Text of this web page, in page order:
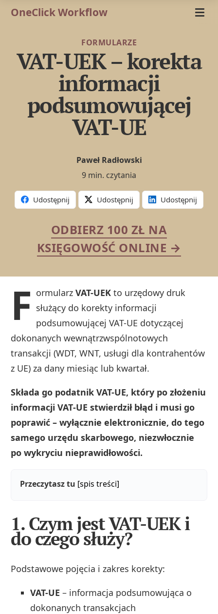
OneClick Workflow
FORMULARZE
VAT-UEK – korekta
informacji
podsumowującej
VAT-UE
Paweł Radłowski
9 min. czytania
Udostępnij Udostępnij Udostępnij
ODBIERZ 100 ZŁ NA
KSIĘGOWOŚĆ ONLINE →
F ormularzVAT-UEK to urzędowy druk
służący do korekty informacji
podsumowującej VAT-UE dotyczącej
dokonanych wewnątrzwspólnotowych
transakcji (WDT, WNT, usługi dla kontrahentów
z UE) za dany miesiąc lub kwartał.
Składa go podatnik VAT-UE, który po złożeniu
informacji VAT‑UE stwierdził błąd i musi go
poprawić – wyłącznie elektronicznie, do tego
samego urzędu skarbowego, niezwłocznie
po wykryciu nieprawidłowości.
Przeczytasz tu [spis treści]
1. Czym jest VAT-UEK i
do czego służy?
Podstawowe pojęcia i zakres korekty:
VAT-UE – informacja podsumowująca o
dokonanych transakcjach